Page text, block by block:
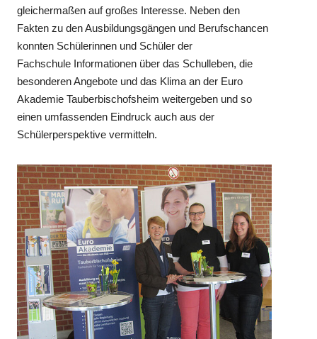
gleichermaßen auf großes Interesse. Neben den
Fakten zu den Ausbildungsgängen und Berufschancen
konnten Schülerinnen und Schüler der
Fachschule Informationen über das Schulleben, die
besonderen Angebote und das Klima an der Euro
Akademie Tauberbischofsheim weitergeben und so
einen umfassenden Eindruck auch aus der
Schülerperspektive vermitteln.